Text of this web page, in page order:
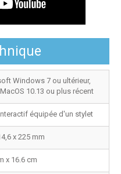
Windows 7 ou ultérieur,
10.13 ou plus récent
équipée d'un stylet
x 225 mm
x 16.6 cm